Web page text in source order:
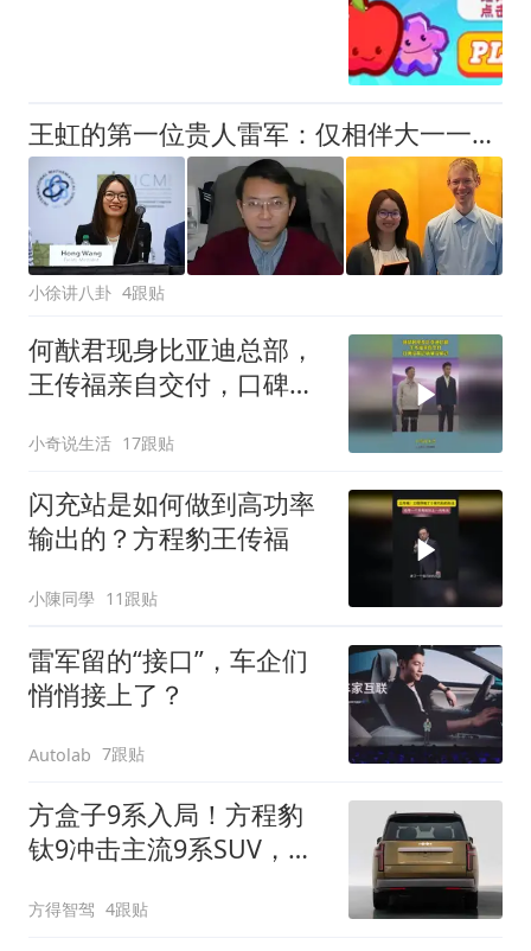
王虹的第一位贵人雷军：仅相伴大一一年，一纸推荐信铺就数学坦途
小徐讲八卦 4跟贴
何猷君现身比亚迪总部，
王传福亲自交付，口碑没
小奇说生活 17跟贴
闪充站是如何做到高功率
输出的？方程豹王传福
小陳同學 11跟贴
雷军留的“接口”，车企们
悄悄接上了？
Autolab 7跟贴
方盒子9系入局！方程豹
钛9冲击主流9系SUV，谁
方得智驾 4跟贴